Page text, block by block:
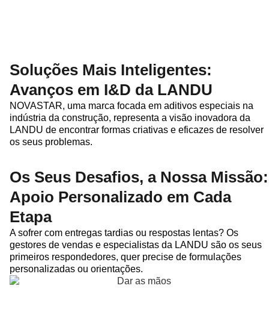
Soluções Mais Inteligentes:
Avanços em I&D da LANDU
NOVASTAR, uma marca focada em aditivos especiais na
indústria da construção, representa a visão inovadora da
LANDU de encontrar formas criativas e eficazes de resolver
os seus problemas.
Os Seus Desafios, a Nossa Missão:
Apoio Personalizado em Cada
Etapa
A sofrer com entregas tardias ou respostas lentas? Os
gestores de vendas e especialistas da LANDU são os seus
primeiros respondedores, quer precise de formulações
personalizadas ou orientações.